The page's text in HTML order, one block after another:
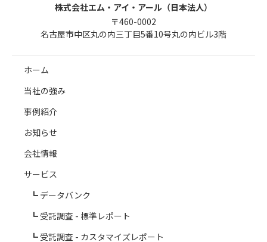
株式会社エム・アイ・アール（日本法人）
〒460-0002
名古屋市中区丸の内三丁目5番10号丸の内ビル3階
ホーム
当社の強み
事例紹介
お知らせ
会社情報
サービス
データバンク
受託調査 - 標準レポート
受託調査 - カスタマイズレポート